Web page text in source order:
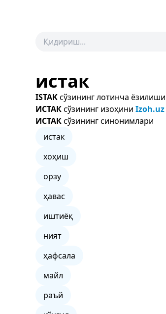
истак
ISTAKсўзининг лотинча ёзилиши
ИСТАКсўзининг изоҳини Izoh.uz
ИСТАКсўзининг синонимлари
истак
хоҳиш
орзу
ҳавас
иштиёқ
ният
ҳафсала
майл
раъй